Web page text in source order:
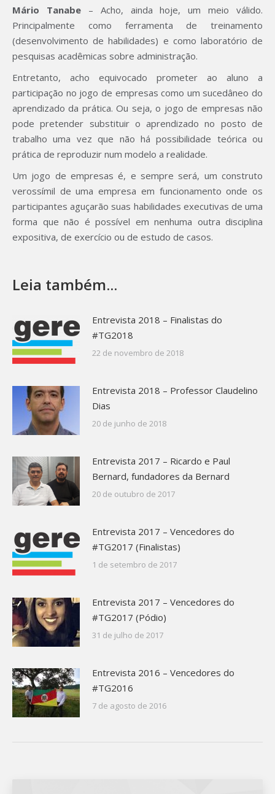
Mário Tanabe– Acho, ainda hoje, um meio válido.
Principalmente como ferramenta de treinamento
(desenvolvimento de habilidades) e como laboratório de
pesquisas acadêmicas sobre administração.
Entretanto, acho equivocado prometer ao aluno a
participação no jogo de empresas como um sucedâneo do
aprendizado da prática. Ou seja, o jogo de empresas não
pode pretender substituir o aprendizado no posto de
trabalho uma vez que não há possibilidade teórica ou
prática de reproduzir num modelo a realidade.
Um jogo de empresas é, e sempre será, um construto
verossímil de uma empresa em funcionamento onde os
participantes aguçarão suas habilidades executivas de uma
forma que não é possível em nenhuma outra disciplina
expositiva, de exercício ou de estudo de casos.
Leia também...
Entrevista 2018 – Finalistas do
#TG2018
22 de novembro de 2018
Entrevista 2018 – Professor Claudelino
Dias
20 de junho de 2018
Entrevista 2017 – Ricardo e Paul
Bernard, fundadores da Bernard
20 de outubro de 2017
Entrevista 2017 – Vencedores do
#TG2017 (Finalistas)
1 de setembro de 2017
Entrevista 2017 – Vencedores do
#TG2017 (Pódio)
31 de julho de 2017
Entrevista 2016 – Vencedores do
#TG2016
7 de agosto de 2016